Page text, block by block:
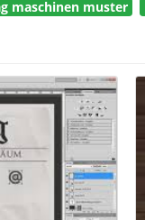
maschinen muster